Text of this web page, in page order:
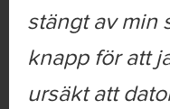
stängt av min
knapp för att
ursäkt att